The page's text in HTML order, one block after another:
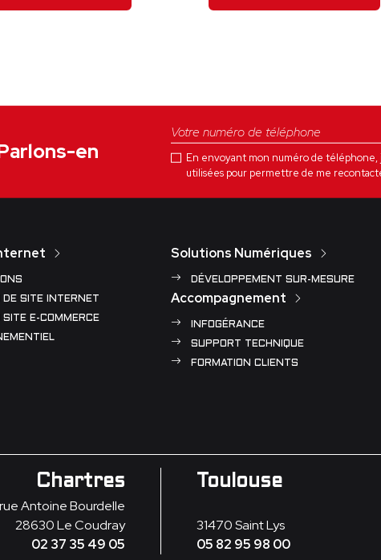
en
En envoyant mon numéro de téléphone,
utilisées pour permettre de me
DE SITE INTERNET
SITE E-COMMERCE
Solutions Numériques
DÉVELOPPEMENT SUR-MESURE
Accompagnement
INFOGÉRANCE
SUPPORT TECHNIQUE
FORMATION CLIENTS
Chartres
Antoine Bourdelle
28630Le Coudray
02 37 35 49 05
Toulouse
31470Saint Lys
05 82 95 98 00